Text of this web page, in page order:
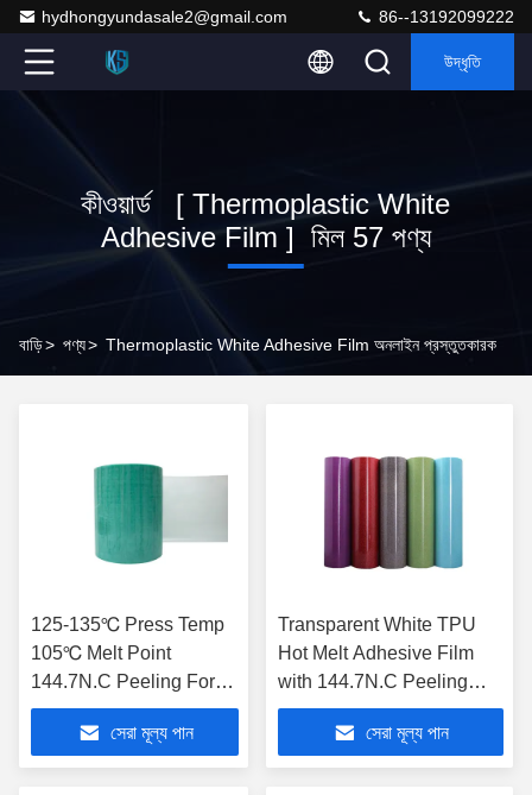
hydhongyundasale2@gmail.com 86--13192099222
উদ্ধৃতি
কীওয়ার্ড [ Thermoplastic White
Adhesive Film ] মিল 57 পণ্য
বাড়ি> পণ্য> Thermoplastic White Adhesive Film অনলাইন প্রস্তুতকারক
125-135℃ Press Temp
105℃ Melt Point
144.7N.C Peeling Force
TPU Hot Melt Adhesive
Film Thermoplastic
Polyurethane Adhesive
সেরা মূল্য পান
Transparent White TPU
Hot Melt Adhesive Film
with 144.7N.C Peeling
Force and Dry Cleaning
Suitable for High Strength
Bonding
সেরা মূল্য পান